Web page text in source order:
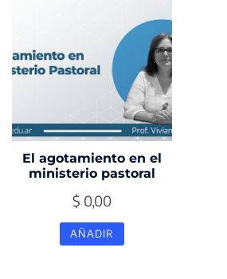
El agotamiento en el
ministerio pastoral
$ 0,00
AÑADIR